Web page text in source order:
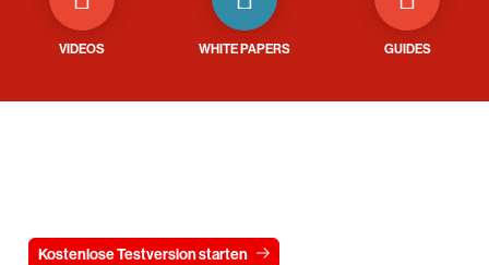
VIDEOS WHITE PAPERS GUIDES
Kostenlose Testversion starten